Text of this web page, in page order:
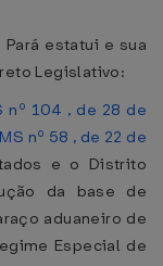
estatui e sua
Legislativo:
nº 104 , de 28 de
nº 58 , de 22 de
e o Distrito
da base de
aduaneiro de
Especial de